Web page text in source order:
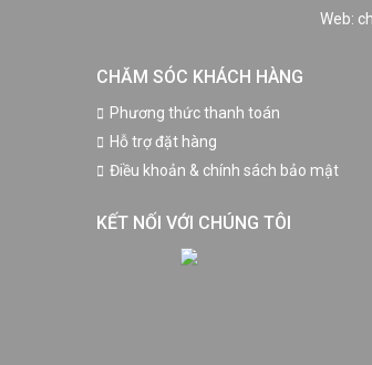
Web:
CHĂM SÓC KHÁCH HÀNG
Phương thức thanh toán
Hỗ trợ đặt hàng
Điều khoản & chính sách bảo mật
KẾT NỐI VỚI CHÚNG TÔI